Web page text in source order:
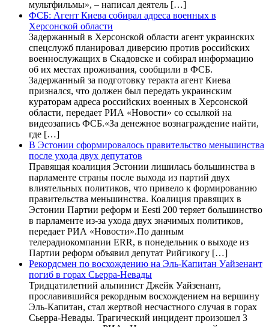
мультфильмы», – написал деятель […]
ФСБ: Агент Киева собирал адреса военных в
Херсонской области
Задержанный в Херсонской области агент украинских
спецслужб планировал диверсию против российских
военнослужащих в Скадовске и собирал информацию
об их местах проживания, сообщили в ФСБ.
Задержанный за подготовку теракта агент Киева
признался, что должен был передать украинским
кураторам адреса российских военных в Херсонской
области, передает РИА «Новости» со ссылкой на
видеозапись ФСБ.«За денежное вознаграждение найти,
где […]
В Эстонии сформировалось правительство меньшинства
после ухода двух депутатов
Правящая коалиция Эстонии лишилась большинства в
парламенте страны после выхода из партий двух
влиятельных политиков, что привело к формированию
правительства меньшинства. Коалиция правящих в
Эстонии Партии реформ и Eesti 200 теряет большинство
в парламенте из-за ухода двух значимых политиков,
передает РИА «Новости».По данным
телерадиокомпании ERR, в понедельник о выходе из
Партии реформ объявил депутат Рийгикогу […]
Рекордсмен по восхождению на Эль-Капитан Уайзенант
погиб в горах Сьерра-Невады
Тридцатилетний альпинист Джейк Уайзенант,
прославившийся рекордным восхождением на вершину
Эль-Капитан, стал жертвой несчастного случая в горах
Сьерра-Невады. Трагический инцидент произошел 3